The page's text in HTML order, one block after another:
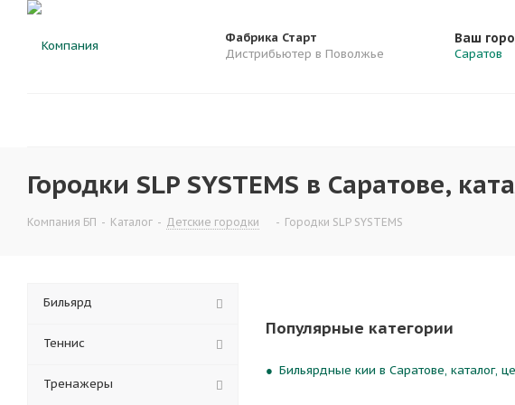
Фабрика Старт
Дистрибьютер в Поволжье
Ваш
Саратов
Городки SLP SYSTEMS в Саратове,
Компания БП - Каталог - Детские городки - Городки SLP SYSTEMS
Популярные категории
Бильярдные кии в Саратове, каталог,
Бильярд
Теннис
Тренажеры